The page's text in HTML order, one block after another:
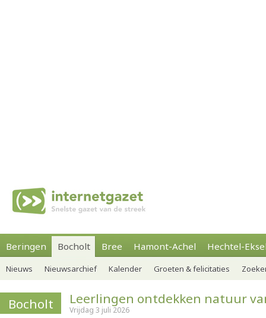
Beringen Bocholt Bree Hamont-Achel Hechtel-
Nieuws Nieuwsarchief Kalender Groeten & felicitaties
Bocholt Leerlingen ontdekken natuur
Vrijdag 3 juli 2026